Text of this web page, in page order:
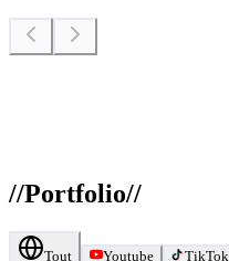
//Portfolio//
Tout Youtube TikTok